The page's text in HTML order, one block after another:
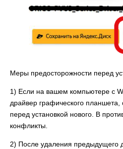
Меры предосторожности перед
1) Если на вашем компьютере с
драйвер графического планшета,
перед установкой нового. В
конфликты.
2) После удаления предыдущего